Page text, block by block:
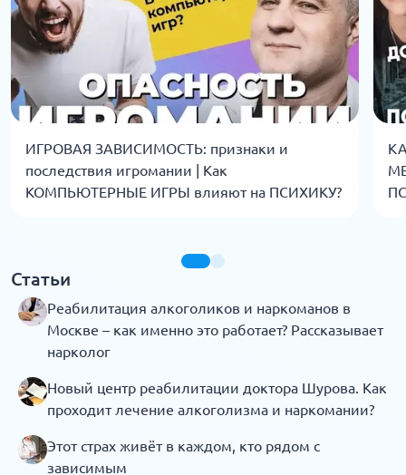
ИГРОВАЯ ЗАВИСИМОСТЬ: признаки и
последствия игромании | Как
КОМПЬЮТЕРНЫЕ ИГРЫ влияют на ПСИХИКУ?
Статьи
Реабилитация алкоголиков и наркоманов в
Москве – как именно это работает? Рассказывает
нарколог
Новый центр реабилитации доктора Шурова. Как
проходит лечение алкоголизма и наркомании?
Этот страх живёт в каждом, кто рядом с
зависимым